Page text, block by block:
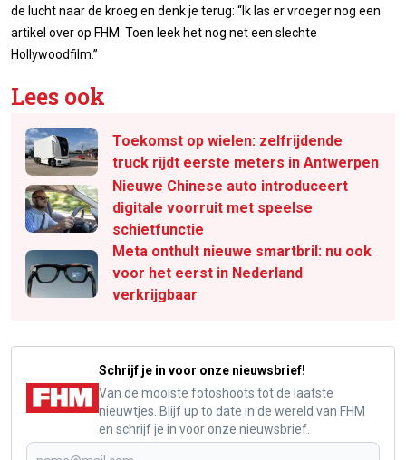
de lucht naar de kroeg en denk je terug: “Ik las er vroeger nog een
artikel over op FHM. Toen leek het nog net een slechte
Hollywoodfilm.”
Lees ook
Toekomst op wielen: zelfrijdende
truck rijdt eerste meters in Antwerpen
Nieuwe Chinese auto introduceert
digitale voorruit met speelse
schietfunctie
Meta onthult nieuwe smartbril: nu ook
voor het eerst in Nederland
verkrijgbaar
Schrijf je in voor onze nieuwsbrief!
Van de mooiste fotoshoots tot de laatste
nieuwtjes. Blijf up to date in de wereld van FHM
en schrijf je in voor onze nieuwsbrief.